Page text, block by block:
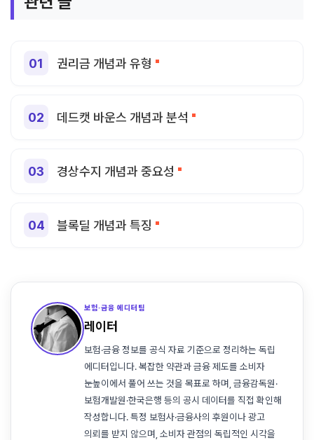
권리금 개념과 유형
데드캣 바운스 개념과 분석
경상수지 개념과 중요성
블록딜 개념과 특징
보험·금융 에디터팀
레이터
보험·금융 정보를 공식 자료 기준으로 정리하는 독립
에디터입니다. 복잡한 약관과 금융 제도를 소비자
눈높이에서 풀어 쓰는 것을 목표로 하며, 금융감독원·
보험개발원·한국은행 등의 공시 데이터를 직접 확인해
작성합니다. 특정 보험사·금융사의 후원이나 광고
의뢰를 받지 않으며, 소비자 관점의 독립적인 시각을